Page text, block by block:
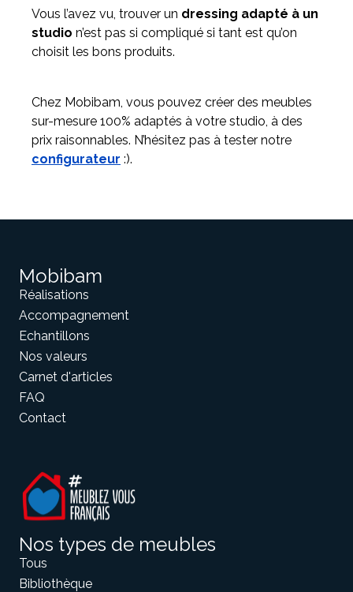
Vous l’avez vu, trouver un dressing adapté à un
studio n’est pas si compliqué si tant est qu’on
choisit les bons produits.
Chez Mobibam, vous pouvez créer des meubles
sur-mesure 100% adaptés à votre studio, à des
prix raisonnables. N’hésitez pas à tester notre
configurateur :).
Mobibam
Réalisations
Accompagnement
Echantillons
Nos valeurs
Carnet d'articles
FAQ
Contact
Nos types de meubles
Tous
Bibliothèque